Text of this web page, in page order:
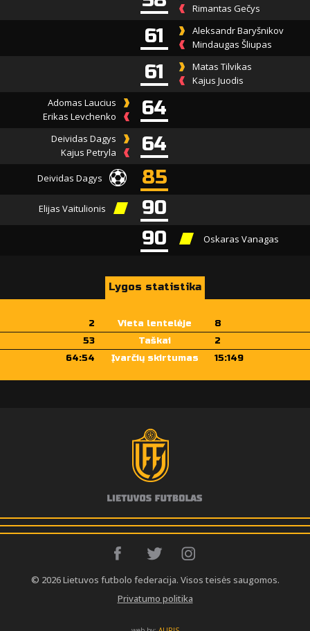
Rimantas Gečys
61
Aleksandr Baryšnikov
Mindaugas Šliupas
61
Matas Tilvikas
Kajus Juodis
Adomas Laucius
Erikas Levchenko
64
Deividas Dagys
Kajus Petryla
64
Deividas Dagys 85
Elijas Vaitulionis
90
90
Oskaras Vanagas
Lygos statistika
2 Vieta lentelėje
8
53
Taškai
2
64:54
Įvarčių skirtumas 15:149
© 2026 Lietuvos futbolo federacija. Visos teisės saugomos.
Privatumo politika